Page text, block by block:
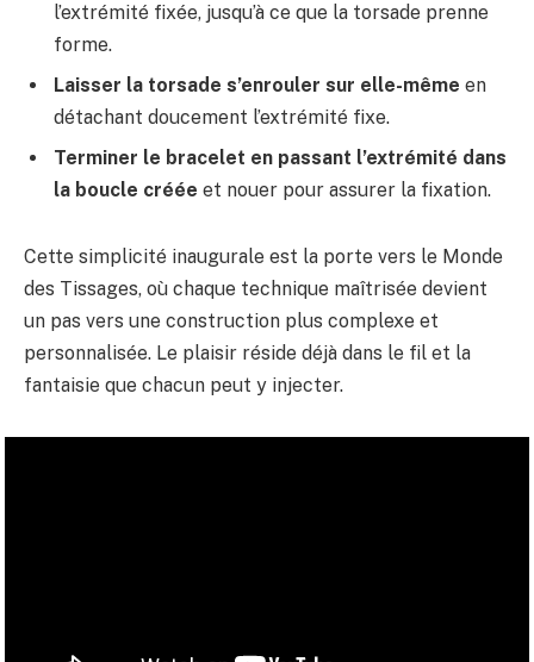
l’extrémité fixée, jusqu’à ce que la torsade prenne
forme.
Laisser la torsade s’enrouler sur elle-même en
détachant doucement l’extrémité fixe.
Terminer le bracelet en passant l’extrémité dans
la boucle créée et nouer pour assurer la fixation.
Cette simplicité inaugurale est la porte vers le Monde
des Tissages, où chaque technique maîtrisée devient
un pas vers une construction plus complexe et
personnalisée. Le plaisir réside déjà dans le fil et la
fantaisie que chacun peut y injecter.